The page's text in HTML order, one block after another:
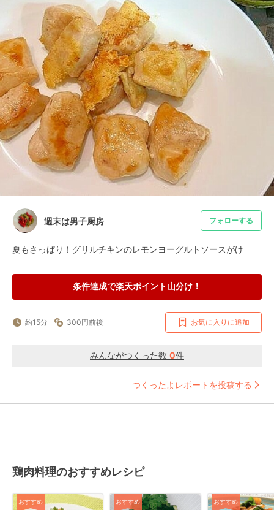
週末は男子厨房 フォローする
夏もさっぱり！グリルチキンのレモンヨーグルトソースがけ
条件達成で楽天ポイント山分け！
約15分 300円前後 お気に入りに追加
みんながつくった数 0件
つくったよレポートを投稿する
鶏肉料理のおすすめレシピ
おすすめ おすすめ おすすめ